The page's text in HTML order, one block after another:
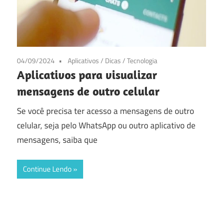
04/09/2024 Aplicativos/ Dicas/Tecnologia
Aplicativos para visualizar
mensagens de outro celular
Se você precisa ter acesso a mensagens de outro
celular, seja pelo WhatsApp ou outro aplicativo de
mensagens, saiba que
Continue Lendo